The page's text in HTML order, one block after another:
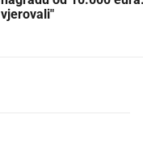
vjerovali"